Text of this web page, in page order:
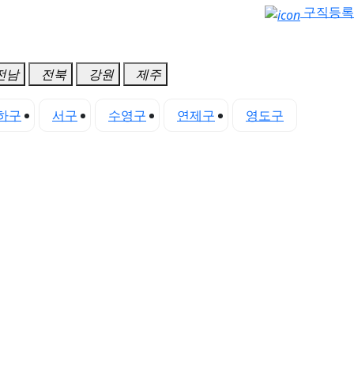
구직등록
남 전북 강원 제주
구 서구 수영구 연제구 영도구